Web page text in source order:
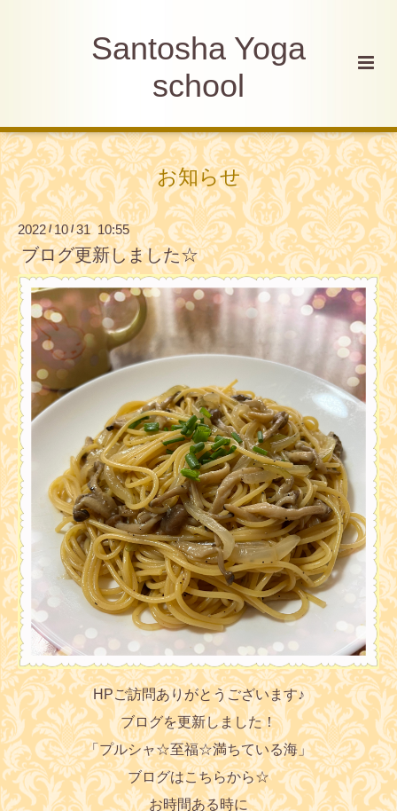
Santosha Yoga
school
お知らせ
2022/10/31 10:55
ブログ更新しました☆
HPご訪問ありがとうございます♪
ブログを更新しました！
「プルシャ☆至福☆満ちている海」
ブログはこちらから☆
お時間ある時に